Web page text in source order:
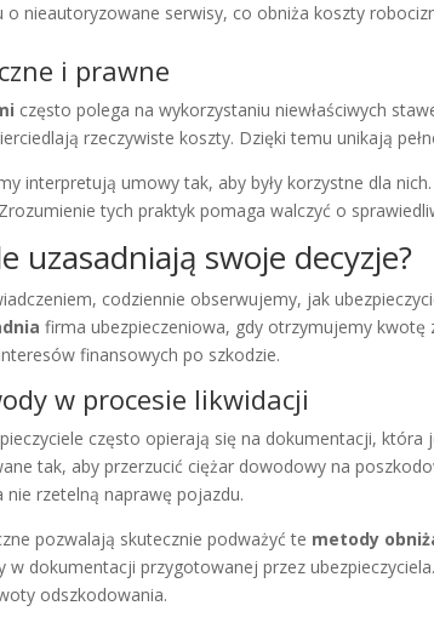
o nieautoryzowane serwisy, co obniża koszty
i prawne
często polega na wykorzystaniu niewłaściwych
rzeczywiste koszty. Dzięki temu unikają
interpretują umowy tak, aby były korzystne dla nich.
tych praktyk pomaga walczyć o
uzasadniają swoje decyzje?
codziennie obserwujemy, jak
firma ubezpieczeniowa, gdy otrzymujemy
finansowych po szkodzie.
w procesie likwidacji
często opierają się na dokumentacji,
tak, aby przerzucić ciężar dowodowy na
rzetelną naprawę pojazdu.
pozwalają skutecznie podważyć te metody
w dokumentacji przygotowanej przez
odszkodowania.